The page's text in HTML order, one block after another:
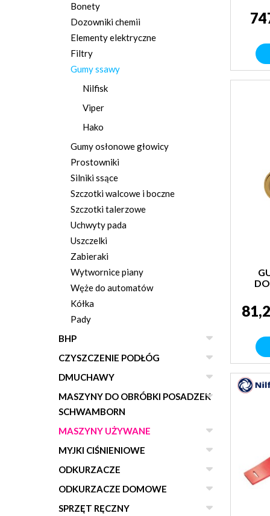
Bonety
Dozowniki chemii
Elementy elektryczne
Filtry
Gumy ssawy
Nilfisk
Viper
Hako
Gumy osłonowe głowicy
Prostowniki
Silniki ssące
Szczotki walcowe i boczne
Szczotki talerzowe
Uchwyty pada
Uszczelki
Zabieraki
Wytwornice piany
Węże do automatów
Kółka
Pady
BHP
CZYSZCZENIE PODŁÓG
DMUCHAWY
MASZYNY DO OBRÓBKI POSADZEK
SCHWAMBORN
MASZYNY UŻYWANE
MYJKI CIŚNIENIOWE
ODKURZACZE
ODKURZACZE DOMOWE
SPRZĘT RĘCZNY